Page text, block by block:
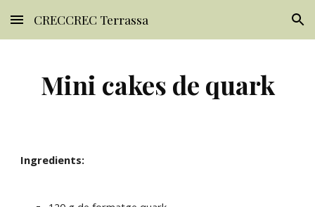
Skip to main content Skip to navigation
CRECCREC Terrassa
Mini cakes de quark
Ingredients: